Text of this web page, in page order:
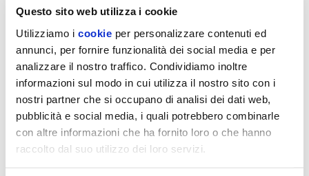
Questo sito web utilizza i cookie
Utilizziamo i cookie per personalizzare contenuti ed
annunci, per fornire funzionalità dei social media e per
analizzare il nostro traffico. Condividiamo inoltre
informazioni sul modo in cui utilizza il nostro sito con i
nostri partner che si occupano di analisi dei dati web,
pubblicità e social media, i quali potrebbero combinarle
con altre informazioni che ha fornito loro o che hanno
raccolto dal suo utilizzo dei loro servizi.
Le lezioni sincrone…
Sono incontri guidati dagli educatori di EmiliAmbiente – con
tante domande, prove pratiche e giochi per non annoiarsi – e si
tengono sulle piattaforme utilizzate dalle Scuole per la
Didattica a Distanza, sia che la classe si trovi fisicamente a
scuola (con collegamento dell’educatore tramite LIM) sia che